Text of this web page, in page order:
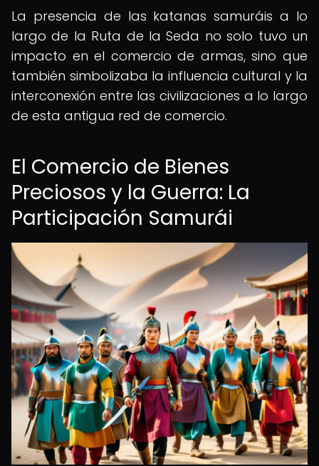
La presencia de las katanas samuráis a lo
largo de la Ruta de la Seda no solo tuvo un
impacto en el comercio de armas, sino que
también simbolizaba la influencia cultural y la
interconexión entre las civilizaciones a lo largo
de esta antigua red de comercio.
El Comercio de Bienes
Preciosos y la Guerra: La
Participación Samurái